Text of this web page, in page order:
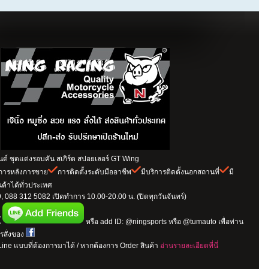
ชุดแต่งรอบคัน สเกิร์ต สปอยเลอร์ GT Wing
ารหลังการขาย การติดตั้งระดับมืออาชีพ มีบริการติดตั้งนอกสถานที่
มี
ค้าได้ทั่วประเทศ
088 312 5082 เปิดทำการ 10.00-20.00 น. (ปิดทุกวันจันทร์)
หรือ add ID: @ningsports หรือ @tumauto เพื่อท่าน
สั่งของ
แบบที่ต้องการมาได้ / หากต้องการ Order สินค้า อ่านรายละเอียดที่นี่